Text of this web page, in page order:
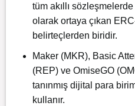
tüm akıllı
olarak ortaya çıkan
belirteçlerden biridir.
Maker (MKR), Basic
(REP) ve OmiseGO
tanınmış dijital para
kullanır.